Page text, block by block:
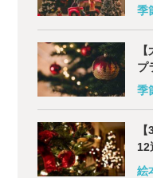
し
季
プ
ナ
季
12
話
絵